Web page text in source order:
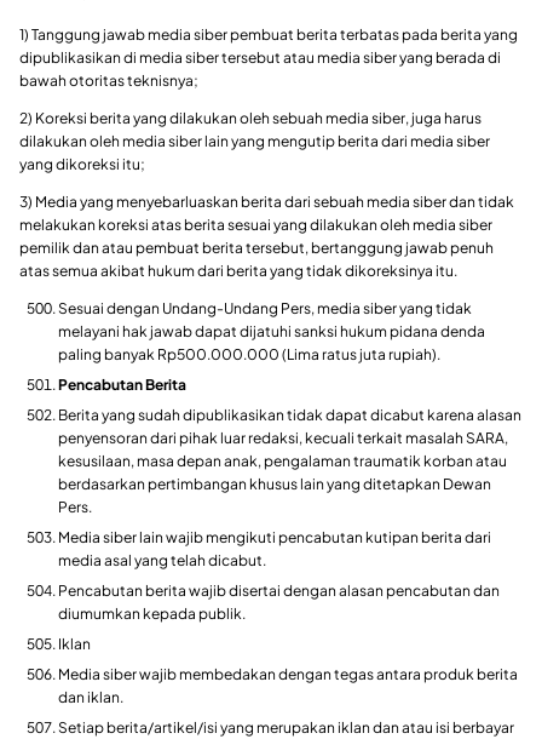
1) Tanggung jawab media siber pembuat berita terbatas pada berita yang
dipublikasikan di media siber tersebut atau media siber yang berada di
bawah otoritas teknisnya;
2) Koreksi berita yang dilakukan oleh sebuah media siber, juga harus
dilakukan oleh media siber lain yang mengutip berita dari media siber
yang dikoreksi itu;
3) Media yang menyebarluaskan berita dari sebuah media siber dan tidak
melakukan koreksi atas berita sesuai yang dilakukan oleh media siber
pemilik dan atau pembuat berita tersebut, bertanggung jawab penuh
atas semua akibat hukum dari berita yang tidak dikoreksinya itu.
Sesuai dengan Undang-Undang Pers, media siber yang tidak
melayani hak jawab dapat dijatuhi sanksi hukum pidana denda
paling banyak Rp500.000.000 (Lima ratus juta rupiah).
Pencabutan Berita
Berita yang sudah dipublikasikan tidak dapat dicabut karena alasan
penyensoran dari pihak luar redaksi, kecuali terkait masalah SARA,
kesusilaan, masa depan anak, pengalaman traumatik korban atau
berdasarkan pertimbangan khusus lain yang ditetapkan Dewan
Pers.
Media siber lain wajib mengikuti pencabutan kutipan berita dari
media asal yang telah dicabut.
Pencabutan berita wajib disertai dengan alasan pencabutan dan
diumumkan kepada publik.
Iklan
Media siber wajib membedakan dengan tegas antara produk berita
dan iklan.
Setiap berita/artikel/isi yang merupakan iklan dan atau isi berbayar